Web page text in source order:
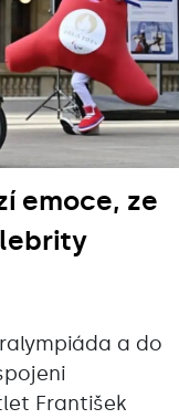
emoce, ze
a do
František